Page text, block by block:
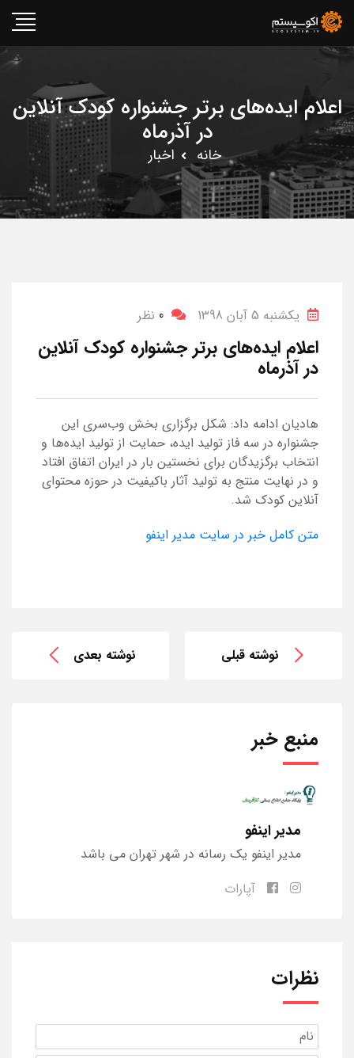
اعلام ایده‌های برتر جشنواره کودک آنلاین
در آذرماه
خانه اخبار
یکشنبه 5 آبان 1398 0 نظر
اعلام ایده‌های برتر جشنواره کودک آنلاین
در آذرماه
هادیان ادامه داد: شکل برگزاری بخش وب‌سری این
جشنواره در سه فاز تولید ایده، حمایت از تولید ایده‌ها و
انتخاب برگزیدگان برای نخستین بار در ایران اتفاق افتاد
و در نهایت منتج به تولید آثار باکیفیت در حوزه محتوای
آنلاین کودک شد.
متن کامل خبر در سایت مدیر اینفو
نوشته قبلی نوشته بعدی
منبع خبر
مدیر اینفو
مدیر اینفو یک رسانه در شهر تهران می باشد
آپارات
نظرات